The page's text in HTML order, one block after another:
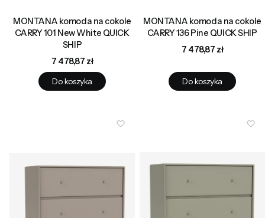
MONTANA komoda na cokole
CARRY 101 New White QUICK
SHIP
Cena
7 478,87 zł
Do koszyka
MONTANA komoda na cokole
CARRY 136 Pine QUICK SHIP
Cena
7 478,87 zł
Do koszyka